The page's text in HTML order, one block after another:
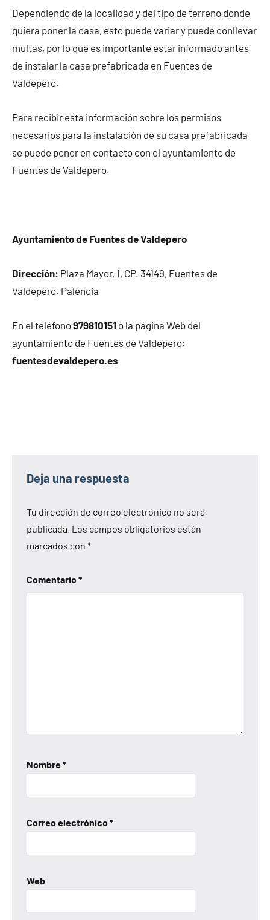
Dependiendo de la localidad y del tipo de terreno donde
quiera poner la casa, esto puede variar y puede conllevar
multas, por lo que es importante estar informado antes
de instalar la casa prefabricada en Fuentes de
Valdepero.
Para recibir esta información sobre los permisos
necesarios para la instalación de su casa prefabricada
se puede poner en contacto con el ayuntamiento de
Fuentes de Valdepero.
Ayuntamiento de Fuentes de Valdepero
Dirección: Plaza Mayor, 1, CP. 34149, Fuentes de
Valdepero. Palencia
En el teléfono979810151 o la página Web del
ayuntamiento de Fuentes de Valdepero:
fuentesdevaldepero.es
Deja una respuesta
Tu dirección de correo electrónico no será
publicada. Los campos obligatorios están
marcados con *
Comentario*
Nombre*
Correo electrónico*
Web